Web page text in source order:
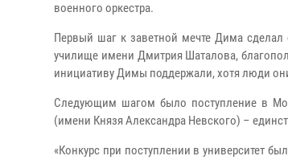
военного оркестра.
Первый шаг к заветной мечте Дима
училище имени Дмитрия Шаталова,
инициативу Димы поддержали, хотя люди
Следующим шагом было поступление в
(имени Князя Александра Невского) –
«Конкурс при поступлении в университет